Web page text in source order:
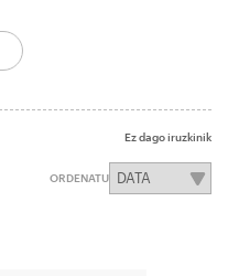
Ez dago iruzkinik
ORDENATU